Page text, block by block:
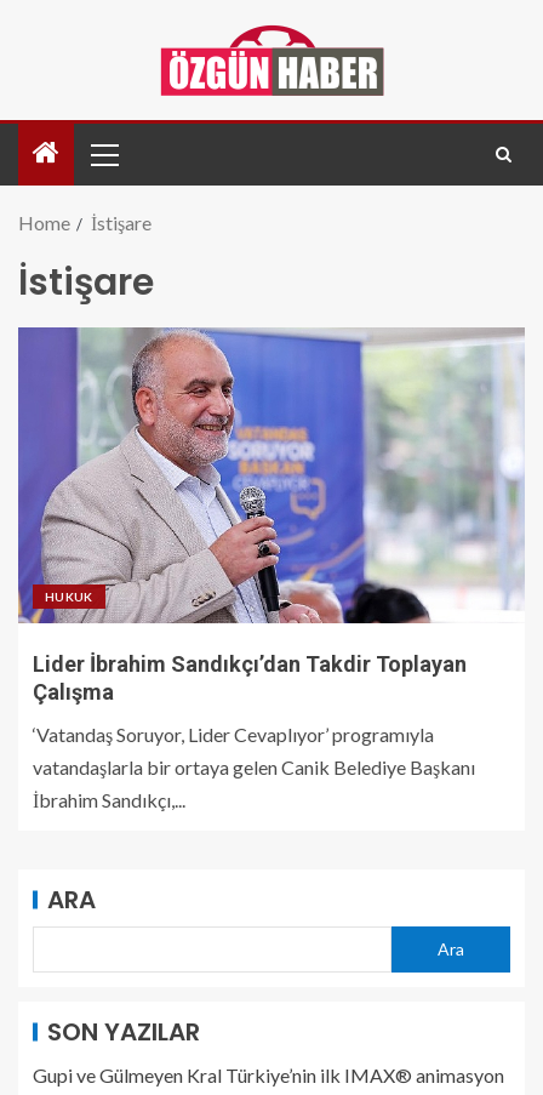
Home İstişare
İstişare
HUKUK
Lider İbrahim Sandıkçı’dan Takdir Toplayan
Çalışma
‘Vatandaş Soruyor, Lider Cevaplıyor’ programıyla
vatandaşlarla bir ortaya gelen Canik Belediye Başkanı
İbrahim Sandıkçı,...
ARA
Ara
SON YAZILAR
Gupi ve Gülmeyen Kral Türkiye’nin ilk IMAX® animasyon